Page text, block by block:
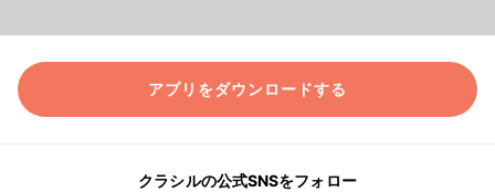
アプリをダウンロードする
クラシルの公式SNSをフォロー